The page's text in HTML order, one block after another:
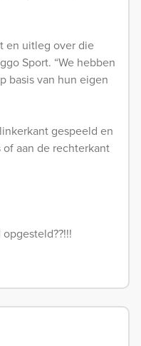
en uitleg over die
Sport. “We hebben
basis van hun eigen
gespeeld en
aan de rechterkant